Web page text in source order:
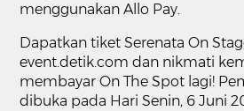
menggunakan Allo Pay.
Dapatkan tiket Serenata On
event.detik.com dan nikmati
membayar On The Spot lagi!
dibuka pada Hari Senin, 6 Juni